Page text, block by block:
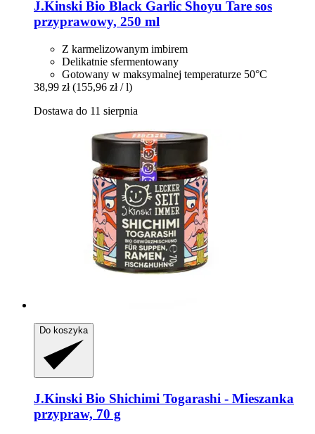
J.Kinski Bio Black Garlic Shoyu Tare sos
przyprawowy, 250 ml
Z karmelizowanym imbirem
Delikatnie sfermentowany
Gotowany w maksymalnej temperaturze 50°C
38,99 zł (155,96 zł / l)
Dostawa do 11 sierpnia
Do koszyka
J.Kinski Bio Shichimi Togarashi -​ Mieszanka
przypraw, 70 g